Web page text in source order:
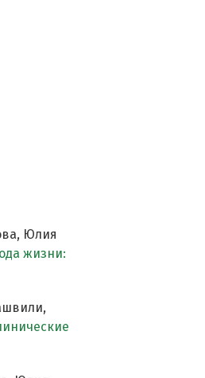
Юлия
жизни: